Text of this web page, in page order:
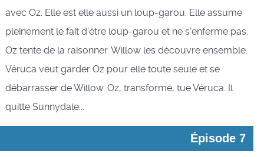
avec Oz. Elle est elle aussi un loup-garou. Elle assume
pleinement le fait d’être loup-garou et ne s’enferme pas.
Oz tente de la raisonner. Willow les découvre ensemble.
Véruca veut garder Oz pour elle toute seule et se
débarrasser de Willow. Oz, transformé, tue Véruca. Il
quitte Sunnydale...
Épisode 7